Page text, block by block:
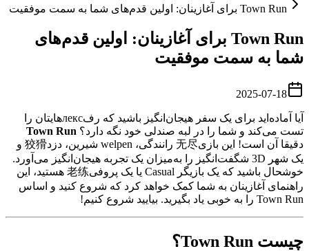
Town Run برای آغازینان: اولین قدم‌های شما به سمت موفقیت
Town Run برای آغازینان: اولین قدم‌های
شما به سمت موفقیت
2025-07-18
آیا آماده‌اید برای یک سفر هیجان‌انگیز باشید که رفлекс‌هایتان را
تست می‌کند و شما را در لبه صندلی خود نگه دارد؟ Town Run
دقیقا آن است! این بازی无尽 رانندگی، welpen شیرین، دزد狡猾 و
یک شهر 3D شگفت‌انگیز را به‌میزان یک تجربه هیجان‌انگیز می‌آورد.
خوشحال باشید که یک بازیگر Casual یا یک پروفی老练 هستید، این
راهنمای آغازینان به شما کمک خواهد کرد که شروع کنید و اساس
Town Run را به خوبی یاد بگیرید. بیایید شروع کنیم!
چیست Town Run؟